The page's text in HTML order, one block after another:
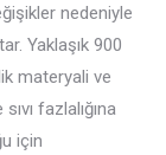
nedeniyle
Yaklaşık 900
materyali ve
fazlalığına
için